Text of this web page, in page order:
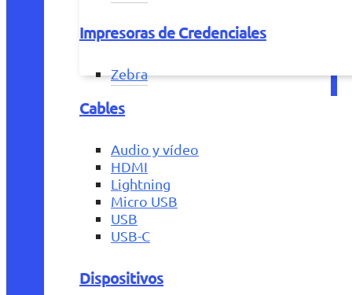
Impresoras de Credenciales
Zebra
Cables
Audio y vídeo
HDMI
Lightning
Micro USB
USB
USB-C
Dispositivos